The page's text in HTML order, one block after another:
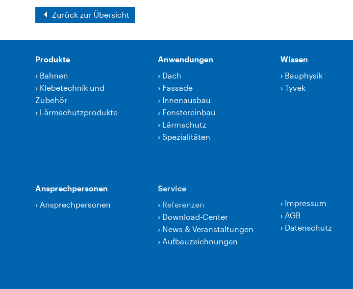
Zurück zur Übersicht
Produkte
› Bahnen
› Klebetechnik und
Zubehör
› Lärmschutzprodukte
Anwendungen
› Dach
› Fassade
› Innenausbau
› Fenstereinbau
› Lärmschutz
› Spezialitäten
Wissen
› Bauphysik
› Tyvek
Ansprechpersonen
› Ansprechpersonen
Service
› Referenzen
› Download-Center
› News & Veranstaltungen
› Aufbauzeichnungen
› Impressum
› AGB
› Datenschutz